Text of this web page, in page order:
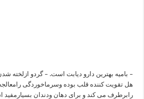
– بامیه بهترین دارو دیابت است. – گردو ازلخته
هل تقویت کننده قلب بوده وسرماخوردگی
رابرطرف می کند و برای دهان ودندان